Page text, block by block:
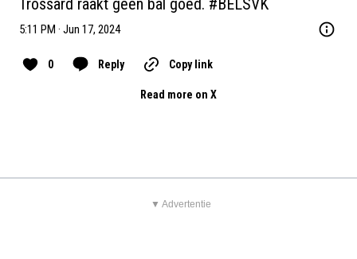
Trossard raakt geen bal goed. #BELSVK
5:11 PM · Jun 17, 2024
0 Reply Copy link
Read more on X
▼ Advertentie